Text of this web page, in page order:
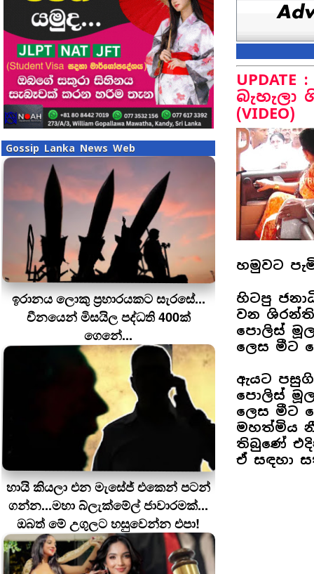
Gossip Lanka News Web
ඉරානය ලොකු ප‍්‍රහාරයකට සැරසේ...
චීනයෙන් මිසයිල පද්ධති 400ක්
ගෙනේ...
හායි කියලා එන මැසේජ් එකෙන් පටන්
ගන්න...මහා බ්ලැක්මේල් ජාවාරමක්...
ඔබත් මේ උගුලට හසුවෙන්න එපා!
(VIDEO)
හමුවට
හිටපු
වන ශිරන්ති
පොලිස්
ලෙස මීට
ඇයට
පොලිස්
ලෙස මීට
මහත්මිය
තිබුණේ
ඒ සඳහා